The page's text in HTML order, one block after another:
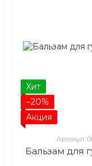
Хит
−20%
Акция
Артикул:
Бальзам для